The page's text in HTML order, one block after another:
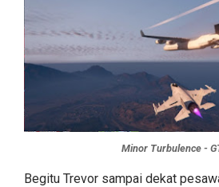
Minor Turbulence -
Begitu Trevor sampai dekat